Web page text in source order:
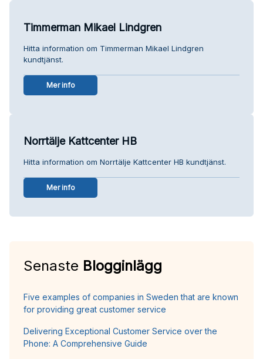
Timmerman Mikael Lindgren
Hitta information om Timmerman Mikael Lindgren
kundtjänst.
Mer info
Norrtälje Kattcenter HB
Hitta information om Norrtälje Kattcenter HB kundtjänst.
Mer info
Senaste Blogginlägg
Five examples of companies in Sweden that are known
for providing great customer service
Delivering Exceptional Customer Service over the
Phone: A Comprehensive Guide